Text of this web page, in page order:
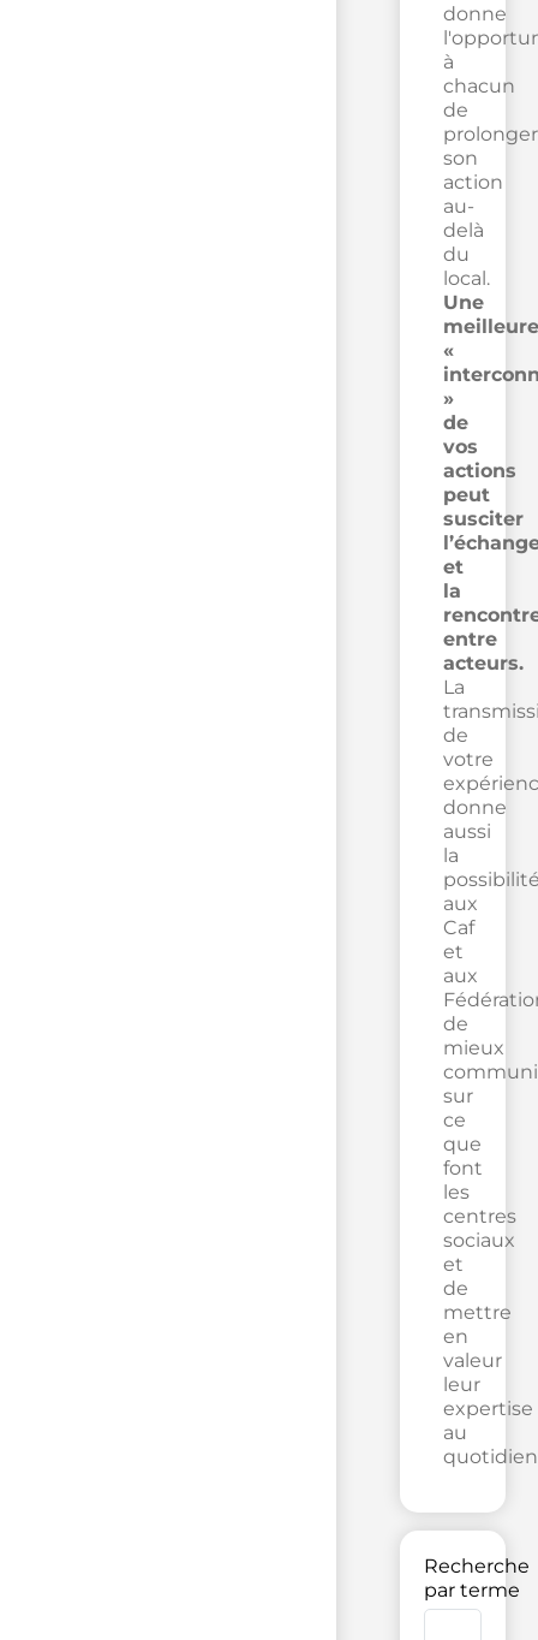
donne
à
chacun
de
prolonger
son
action
au-
delà
du
local.
Une
meilleure
«
»
de
vos
actions
peut
susciter
et
la
entre
acteurs.
La
de
votre
donne
aussi
la
aux
Caf
et
aux
de
mieux
sur
ce
que
font
les
centres
sociaux
et
de
mettre
en
valeur
leur
expertise
au
Recherche
par terme